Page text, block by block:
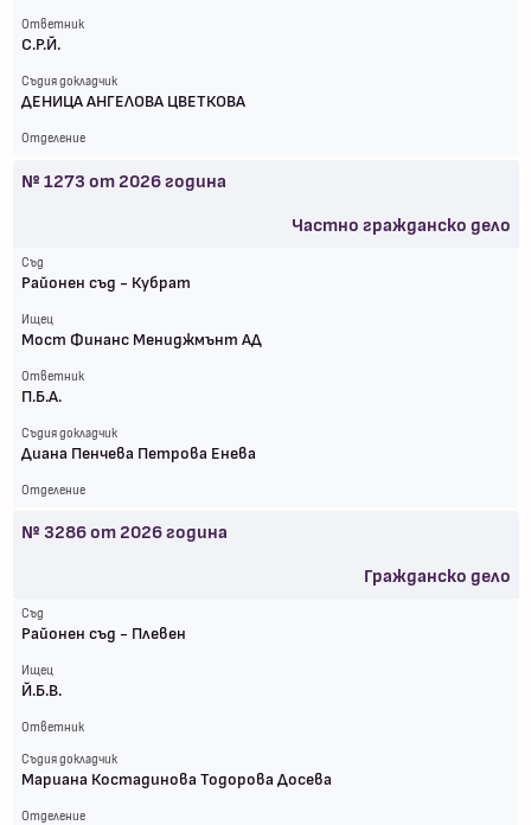
Ответник
С.Р.Й.
Съдия докладчик
ДЕНИЦА АНГЕЛОВА ЦВЕТКОВА
Отделение
№ 1273 от 2026година
Частно гражданско дело
Съд
Районен съд - Кубрат
Ищец
Мост Финанс Мениджмънт АД
Ответник
П.Б.А.
Съдия докладчик
Диана Пенчева Петрова Енева
Отделение
№ 3286от 2026година
Гражданско дело
Съд
Районен съд - Плевен
Ищец
Й.Б.В.
Ответник
Съдия докладчик
Мариана Костадинова Тодорова Досева
Отделение